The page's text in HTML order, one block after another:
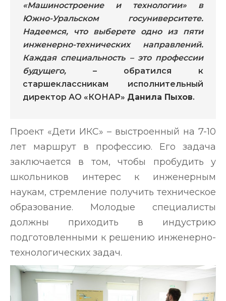
«Машиностроение и технологии» в
Южно-Уральском госуниверситете.
Надеемся, что выберете одно из пяти
инженерно-технических направлений.
Каждая специальность – это профессии
будущего, – обратился к
старшеклассникам исполнительный
директор АО «КОНАР» Данила Пыхов.
Проект «Дети ИКС» – выстроенный на 7-10
лет маршрут в профессию. Его задача
заключается в том, чтобы пробудить у
школьников интерес к инженерным
наукам, стремление получить техническое
образование. Молодые специалисты
должны приходить в индустрию
подготовленными к решению инженерно-
технологических задач.